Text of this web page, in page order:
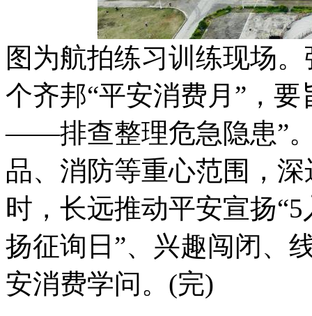
图为航拍练习训练现场
个齐邦“平安消费月”，
——排查整理危急隐患”
品、消防等重心范围，
时，长远推动平安宣扬
扬征询日”、兴趣闯闭、
安消费学问。(完)